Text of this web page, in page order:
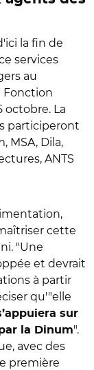
la fin de
services
au
Fonction
La
participeront
MSA, Dila,
ANTS
cette
"Une
et devrait
à partir
qu'"elle
sur
la Dinum".
avec des
première